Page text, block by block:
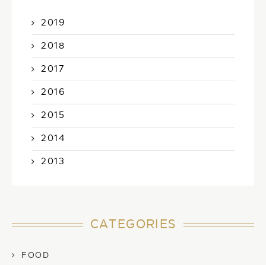
2019
2018
2017
2016
2015
2014
2013
CATEGORIES
FOOD